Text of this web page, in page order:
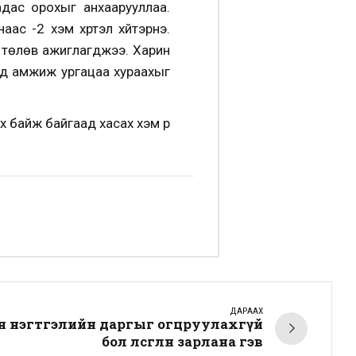
орохыг анхаарууллаа.
-2 хэм хүртэл хүйтэрнэ.
төлөв ажиглагджээ. Харин
амжиж ургацаа хураахыг
байгаад хасах хэм рүү
ДАРААХ
нэгтгэлийн даргыг огцруулахгүй
бол өлсгөлөн зарлана гэв